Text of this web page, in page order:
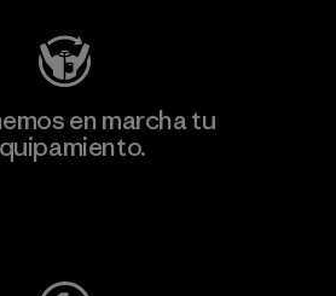
en marcha tu